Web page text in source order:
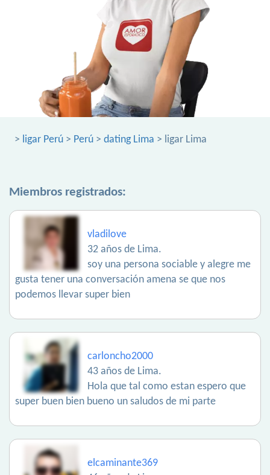
> ligar Perú > Perú > dating Lima > ligar Lima
Miembros registrados:
vladilove
32 años de Lima.
soy una persona sociable y alegre me
gusta tener una conversación amena se que nos
podemos llevar super bien
carloncho2000
43 años de Lima.
Hola que tal como estan espero que
super buen bien bueno un saludos de mi parte
elcaminante369